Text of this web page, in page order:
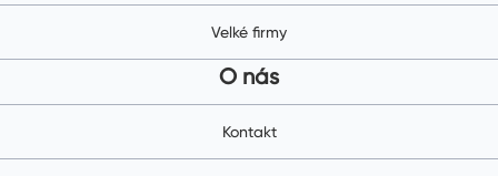
Velké firmy
O nás
Kontakt